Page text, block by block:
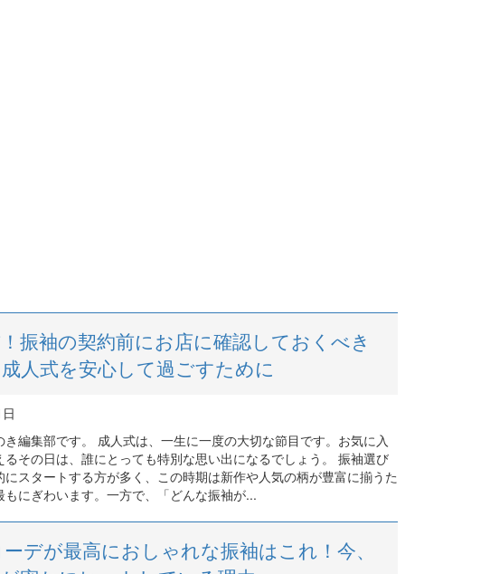
振袖の契約前にお店に確認しておくべき
人式を安心して過ごすために
き編集部です。 成人式は、一生に一度の大切な節目です。お気に入
るその日は、誰にとっても特別な思い出になるでしょう。 振袖選び
にスタートする方が多く、この時期は新作や人気の柄が豊富に揃うた
にぎわいます。一方で、「どんな振袖が...
デが最高におしゃれな振袖はこれ！今、